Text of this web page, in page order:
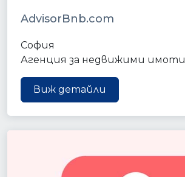
AdvisorBnb.com
София
Агенция за недвижими имоти
Виж детайли